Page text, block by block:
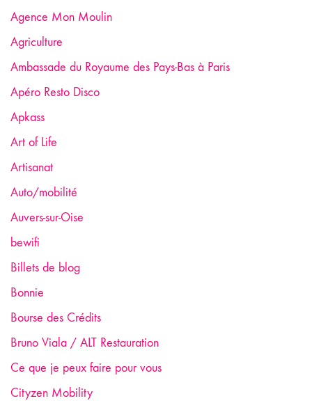
Agence Mon Moulin
Agriculture
Ambassade du Royaume des Pays-Bas à Paris
Apéro Resto Disco
Apkass
Art of Life
Artisanat
Auto/mobilité
Auvers-sur-Oise
bewifi
Billets de blog
Bonnie
Bourse des Crédits
Bruno Viala / ALT Restauration
Ce que je peux faire pour vous
Cityzen Mobility